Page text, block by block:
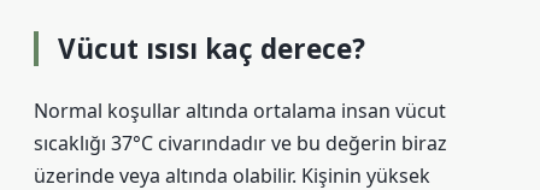
Vücut ısısı kaç derece?
Normal koşullar altında ortalama insan vücut
sıcaklığı 37°C civarındadır ve bu değerin biraz
üzerinde veya altında olabilir. Kişinin yüksek